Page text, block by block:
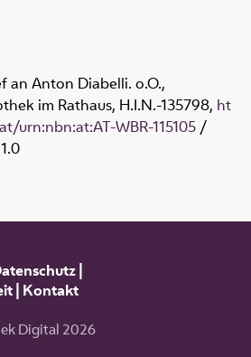
an Anton Diabelli. o.O.,
im Rathaus, H.I.N.-135798, ht
urn:nbn:at:AT-WBR-115105 /
|
| Kontakt
Digital 2026